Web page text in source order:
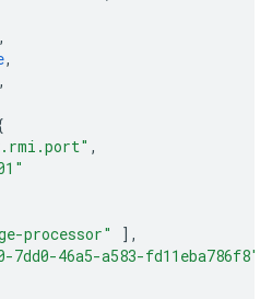
,
,
,
,
processor"
],
7dd0-46a5-a583-fd11eba786f8"